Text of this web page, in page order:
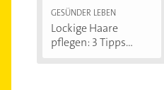
GESÜNDER LEBEN
Lockige Haare
pflegen: 3 Tipps...